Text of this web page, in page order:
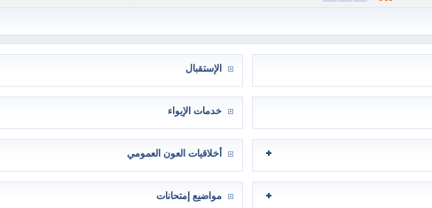
الإستقبال
خدمات الإيواء
أخلاقيات العون العمومي
مواضيع إمتحانات